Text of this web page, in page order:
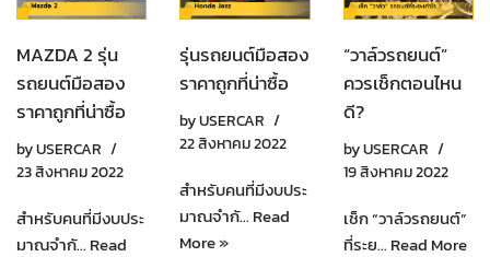
MAZDA 2 รุ่น
รถยนต์มือสอง
ราคาถูกที่น่าซื้อ
byUSERCAR
23 สิงหาคม 2022
สำหรับคนที่มีงบประ
มาณจำกั… Read
รุ่นรถยนต์มือสอง
ราคาถูกที่น่าซื้อ
byUSERCAR
22 สิงหาคม 2022
สำหรับคนที่มีงบประ
มาณจำกั… Read
More »
“วาล์วรถยนต์”
ควรเช็กตอนไหน
ดี?
byUSERCAR
19 สิงหาคม 2022
เช็ก “วาล์วรถยนต์”
ที่ระย… Read More